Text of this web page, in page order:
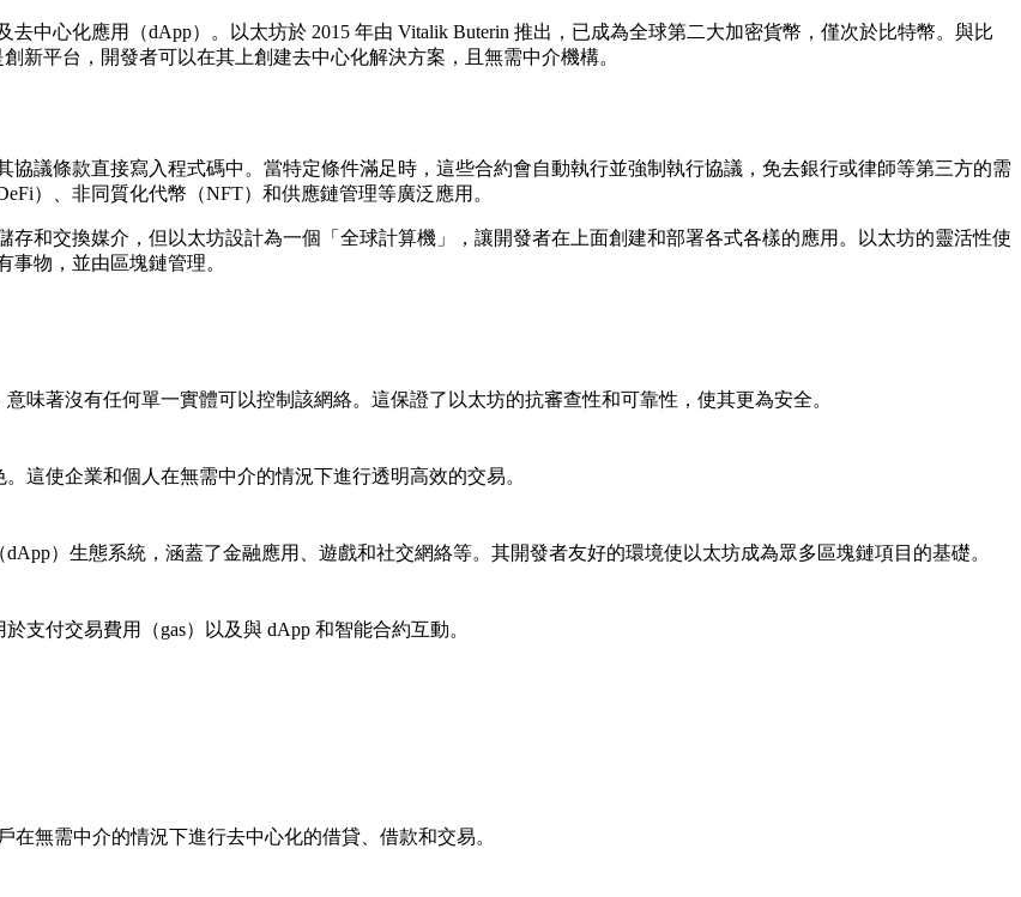
中心化應用（dApp）。以太坊於 2015 年由 Vitalik Buterin 推出，已成為全球第二大加密貨幣，僅次於比特幣。與比
平台，開發者可以在其上創建去中心化解決方案，且無需中介機構。
議條款直接寫入程式碼中。當特定條件滿足時，這些合約會自動執行並強制執行協議，免去銀行或律師等第三方的需
）、非同質化代幣（NFT）和供應鏈管理等廣泛應用。
和交換媒介，但以太坊設計為一個「全球計算機」，讓開發者在上面創建和部署各式各樣的應用。以太坊的靈活性使
物，並由區塊鏈管理。
味著沒有任何單一實體可以控制該網絡。這保證了以太坊的抗審查性和可靠性，使其更為安全。
這使企業和個人在無需中介的情況下進行透明高效的交易。
）生態系統，涵蓋了金融應用、遊戲和社交網絡等。其開發者友好的環境使以太坊成為眾多區塊鏈項目的基礎。
支付交易費用（gas）以及與 dApp 和智能合約互動。
在無需中介的情況下進行去中心化的借貸、借款和交易。